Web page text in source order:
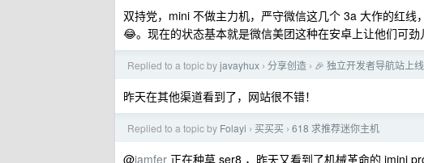
双持党，mini 不做主力机，严守微信这几个 3a 大作的红
😂。现在的状态基本就是微信美团这种在安卓上让他们可
Replied to a topic byjavayhux › 分享创造 › 🎉 独立开发者导航站上
昨天在其他渠道看到了，网站很不错！
Replied to a topic by Folayi › 买买买 › 618 求推荐迷你主机
@jamfer 正在种草 ser8 ，昨天又看到了机械革命的 imini